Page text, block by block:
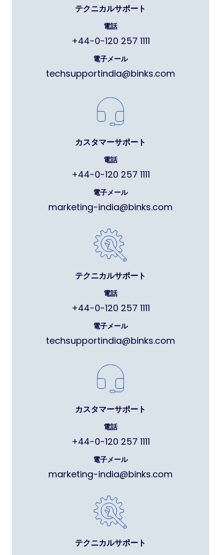
テクニカルサポート
電話
+44-0-120 257 1111
電子メール
techsupportindia@binks.com
カスタマーサポート
電話
+44-0-120 257 1111
電子メール
marketing-india@binks.com
テクニカルサポート
電話
+44-0-120 257 1111
電子メール
techsupportindia@binks.com
カスタマーサポート
電話
+44-0-120 257 1111
電子メール
marketing-india@binks.com
テクニカルサポート